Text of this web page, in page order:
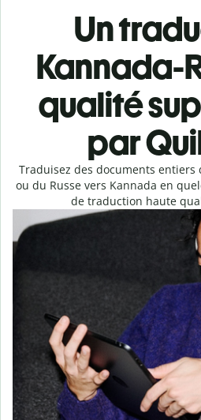
Un
Kannada-
qualité
par
Traduisez des documents entiers
ou du Russe vers Kannada en
de traduction haute